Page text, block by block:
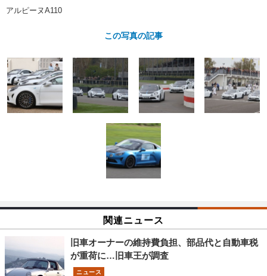
コラム
アルピーヌA110
この写真の記事
関連ニュース
旧車オーナーの維持費負担、部品代と自動車税
が重荷に…旧車王が調査
ニュース